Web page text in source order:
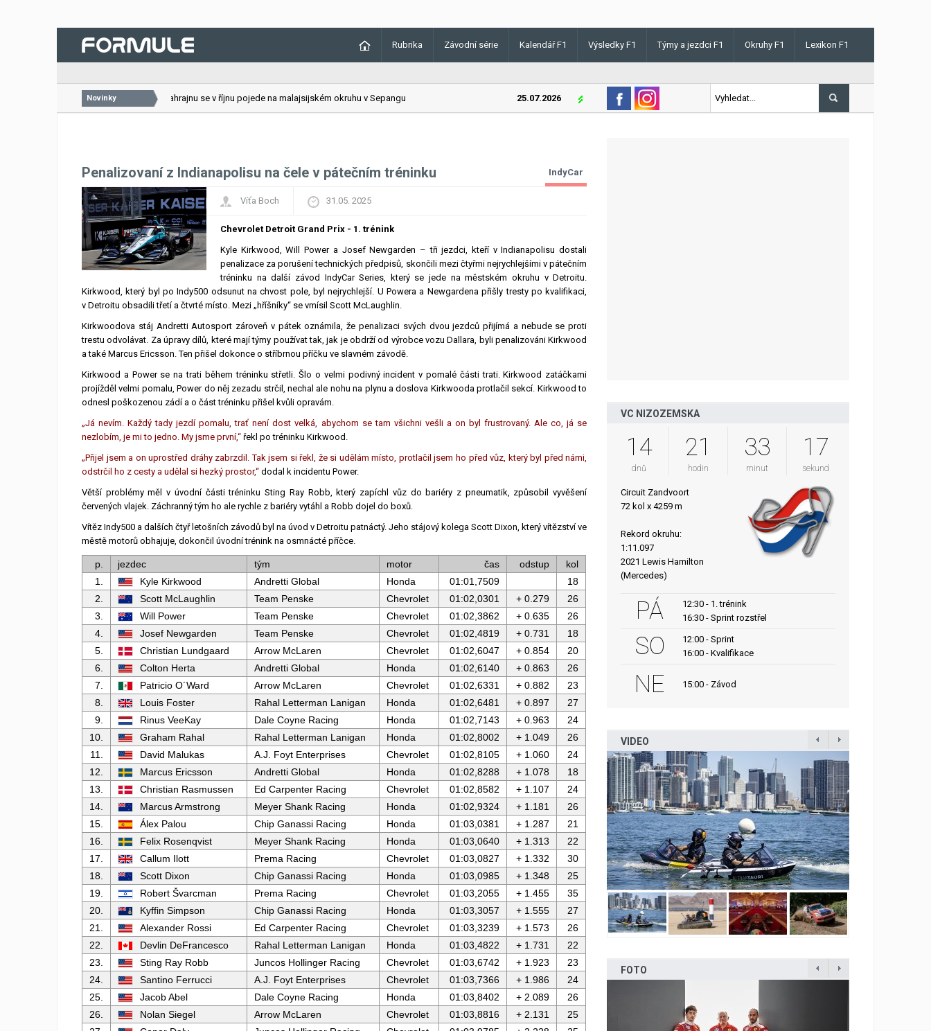
Rubrika Závodní série Kalendář F1 Výsledky F1 Týmy a jezdci F1 Okruhy F1 Lexikon F1
Novinky
26.07.2026 VC Bahrajnu se v říjnu pojede na malajsijském okruhu v Sepangu 25.07.2026 Lando Norris v Maďarsku letos poprvé vyhrál kvalifikaci
Penalizovaní z Indianapolisu na čele v pátečním tréninku IndyCar
Víťa Boch 31.05. 2025
Chevrolet Detroit Grand Prix - 1. trénink
Kyle Kirkwood, Will Power a Josef Newgarden – tři jezdci, kteří v Indianapolisu dostali
penalizace za porušení technických předpisů, skončili mezi čtyřmi nejrychlejšími v pátečním
tréninku na další závod IndyCar Series, který se jede na městském okruhu v Detroitu.
Kirkwood, který byl po Indy500 odsunut na chvost pole, byl nejrychlejší. U Powera a Newgardena přišly tresty po kvalifikaci,
v Detroitu obsadili třetí a čtvrté místo. Mezi „hříšníky“ se vmísil Scott McLaughlin.
Kirkwoodova stáj Andretti Autosport zároveň v pátek oznámila, že penalizaci svých dvou jezdců přijímá a nebude se proti
trestu odvolávat. Za úpravy dílů, které mají týmy používat tak, jak je obdrží od výrobce vozu Dallara, byli penalizováni Kirkwood
a také Marcus Ericsson. Ten přišel dokonce o stříbrnou příčku ve slavném závodě.
Kirkwood a Power se na trati během tréninku střetli. Šlo o velmi podivný incident v pomalé části trati. Kirkwood zatáčkami
projížděl velmi pomalu, Power do něj zezadu strčil, nechal ale nohu na plynu a doslova Kirkwooda protlačil sekcí. Kirkwood to
odnesl poškozenou zádí a o část tréninku přišel kvůli opravám.
„Já nevím. Každý tady jezdí pomalu, trať není dost velká, abychom se tam všichni vešli a on byl frustrovaný. Ale co, já se
nezlobím, je mi to jedno. My jsme první,“ řekl po tréninku Kirkwood.
„Přijel jsem a on uprostřed dráhy zabrzdil. Tak jsem si řekl, že si udělám místo, protlačil jsem ho před vůz, který byl před námi,
odstrčil ho z cesty a udělal si hezký prostor,“ dodal k incidentu Power.
Větší problémy měl v úvodní části tréninku Sting Ray Robb, který zapíchl vůz do bariéry z pneumatik, způsobil vyvěšení
červených vlajek. Záchranný tým ho ale rychle z bariéry vytáhl a Robb dojel do boxů.
Vítěz Indy500 a dalších čtyř letošních závodů byl na úvod v Detroitu patnáctý. Jeho stájový kolega Scott Dixon, který vítězství ve
městě motorů obhajuje, dokončil úvodní trénink na osmnácté příčce.
p. jezdec tým motor čas odstup
kol
1.
Kyle Kirkwood Andretti Global Honda 01:01,7509
18
2.
Scott McLaughlin Team Penske Chevrolet 01:02,0301 + 0.279
26
3.
Will Power Team Penske Chevrolet 01:02,3862 + 0.635
26
4.
Josef Newgarden Team Penske Chevrolet 01:02,4819 + 0.731
18
5.
Christian Lundgaard Arrow McLaren Chevrolet 01:02,6047 + 0.854
20
6.
Colton Herta Andretti Global Honda 01:02,6140 + 0.863
26
7.
Patricio O´Ward Arrow McLaren Chevrolet 01:02,6331 + 0.882
23
8.
Louis Foster Rahal Letterman Lanigan Honda 01:02,6481 + 0.897
27
9.
Rinus VeeKay Dale Coyne Racing Honda 01:02,7143 + 0.963
24
10.
Graham Rahal Rahal Letterman Lanigan Honda 01:02,8002 + 1.049
26
11.
David Malukas A.J. Foyt Enterprises Chevrolet 01:02,8105 + 1.060
24
12.
Marcus Ericsson Andretti Global Honda 01:02,8288 + 1.078
18
13.
Christian Rasmussen Ed Carpenter Racing Chevrolet 01:02,8582 + 1.107
24
14.
Marcus Armstrong Meyer Shank Racing Honda 01:02,9324 + 1.181
26
15.
Álex Palou Chip Ganassi Racing Honda 01:03,0381 + 1.287
21
16.
Felix Rosenqvist Meyer Shank Racing Honda 01:03,0640 + 1.313
22
17.
Callum Ilott Prema Racing Chevrolet 01:03,0827 + 1.332
30
18.
Scott Dixon Chip Ganassi Racing Honda 01:03,0985 + 1.348
25
19.
Robert Švarcman Prema Racing Chevrolet 01:03,2055 + 1.455
35
20.
Kyffin Simpson Chip Ganassi Racing Honda 01:03,3057 + 1.555
27
21.
Alexander Rossi Ed Carpenter Racing Chevrolet 01:03,3239 + 1.573
26
22.
Devlin DeFrancesco Rahal Letterman Lanigan Honda 01:03,4822 + 1.731
22
23.
Sting Ray Robb Juncos Hollinger Racing Chevrolet 01:03,6742 + 1.923
23
24.
Santino Ferrucci A.J. Foyt Enterprises Chevrolet 01:03,7366 + 1.986
24
25.
Jacob Abel Dale Coyne Racing Honda 01:03,8402 + 2.089
26
26.
Nolan Siegel Arrow McLaren Chevrolet 01:03,8816 + 2.131
25
VC NIZOZEMSKA
14
dnů
21
hodin
33
minut
16
sekund
Circuit Zandvoort
72 kol x 4259 m
Rekord okruhu:
1:11.097
2021 Lewis Hamilton
(Mercedes)
PÁ
12:30 - 1. trénink
16:30 - Sprint rozstřel
SO
12:00 - Sprint
16:00 - Kvalifikace
NE 15:00 - Závod
VIDEO
FOTO